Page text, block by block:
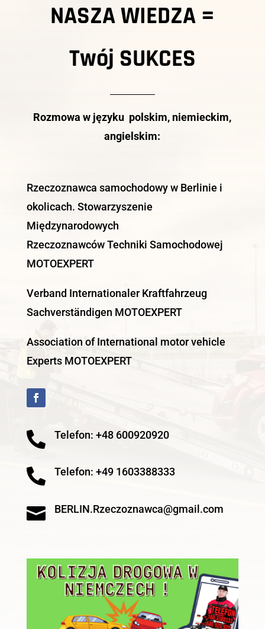
NASZA WIEDZA =
Twój SUKCES
Rozmowa w języku polskim, niemieckim,
angielskim:
Rzeczoznawca samochodowy w Berlinie i
okolicach. Stowarzyszenie
Międzynarodowych
Rzeczoznawców Techniki Samochodowej
MOTOEXPERT
Verband Internationaler Kraftfahrzeug
Sachverständigen MOTOEXPERT
Association of International motor vehicle
Experts MOTOEXPERT
 Telefon: +48 600920920
 Telefon: +49 1603388333
 BERLIN.Rzeczoznawca@gmail.com